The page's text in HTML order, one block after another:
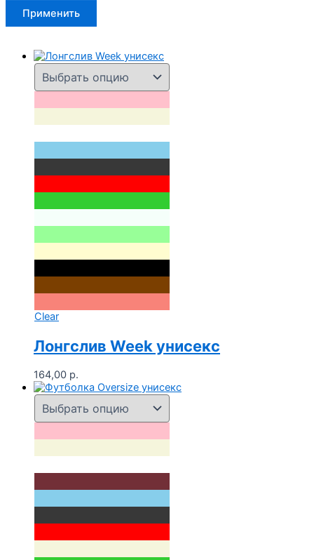
Применить
Clear
Лонгслив Week унисекс
164,00 р.